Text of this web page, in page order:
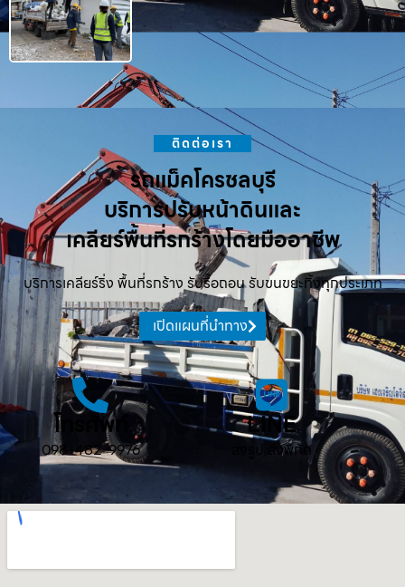
ติดต่อเรา
รถแม็คโครชลบุรี
บริการปรับหน้าดินและ
เคลียร์พื้นที่รกร้างโดยมืออาชีพ
บริการเคลียร์ริ่ง พื้นที่รกร้าง รับรื้อถอน รับขนขยะทิ้งทุกประเภท
เปิดแผนที่นำทาง
โทรศัพท์
098-482-9976
LINE
ส่งรูป ส่งพิกัด